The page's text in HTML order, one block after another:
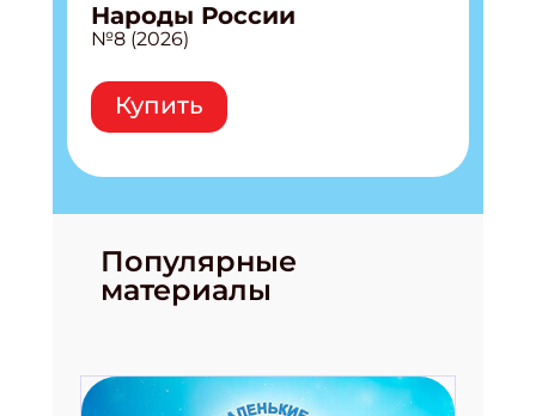
Народы России
№8 (2026)
Купить
Популярные
материалы
Получи электронный "Классный журнал" в
подарок!